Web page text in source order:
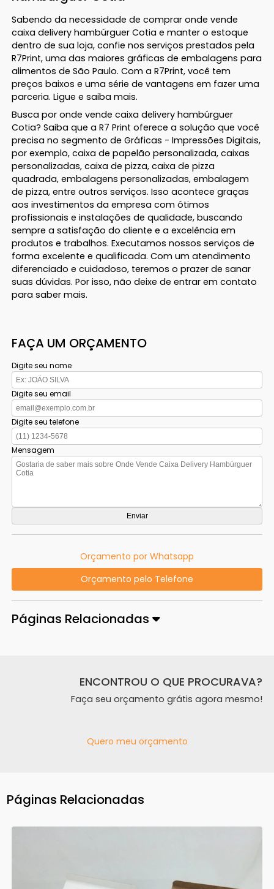
Sabendo da necessidade de comprar onde vende
caixa delivery hambúrguer Cotia e manter o estoque
dentro de sua loja, confie nos serviços prestados pela
R7Print, uma das maiores gráficas de embalagens para
alimentos de São Paulo. Com a R7Print, você tem
preços baixos e uma série de vantagens em fazer uma
parceria. Ligue e saiba mais.
Busca por onde vende caixa delivery hambúrguer
Cotia? Saiba que a R7 Print oferece a solução que você
precisa no segmento de Gráficas - Impressões Digitais,
por exemplo, caixa de papelão personalizada, caixas
personalizadas, caixa de pizza, caixa de pizza
quadrada, embalagens personalizadas, embalagem
de pizza, entre outros serviços. Isso acontece graças
aos investimentos da empresa com ótimos
profissionais e instalações de qualidade, buscando
sempre a satisfação do cliente e a excelência em
produtos e trabalhos. Executamos nossos serviços de
forma excelente e qualificada. Com um atendimento
diferenciado e cuidadoso, teremos o prazer de sanar
suas dúvidas. Por isso, não deixe de entrar em contato
para saber mais.
FAÇA UM ORÇAMENTO
Digite seu nome
Digite seu email
Digite seu telefone
Mensagem
Orçamento por Whatsapp
Orçamento pelo Telefone
Páginas Relacionadas
ENCONTROU O QUE PROCURAVA?
Faça seu orçamento grátis agora mesmo!
Quero meu orçamento
Páginas Relacionadas